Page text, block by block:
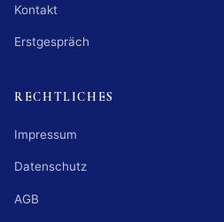
Kontakt
Erstgespräch
RECHTLICHES
Impressum
Datenschutz
AGB